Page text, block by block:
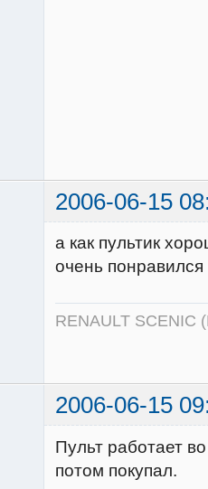
2006-06-15
а как пультик
очень
RENAULT SCENIC
2006-06-15
Пульт работает
потом покупал.